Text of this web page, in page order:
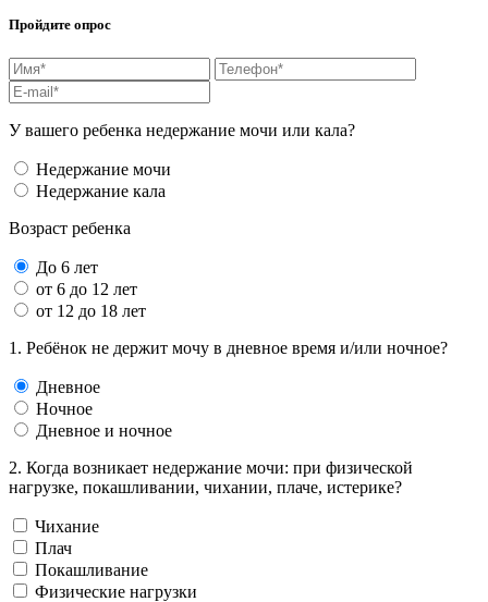
Пройдите опрос
У вашего ребенка недержание мочи или кала?
Недержание мочи
Недержание кала
Возраст ребенка
До 6 лет
от 6 до 12 лет
от 12 до 18 лет
1. Ребёнок не держит мочу в дневное время и/или ночное?
Дневное
Ночное
Дневное и ночное
2. Когда возникает недержание мочи: при физической
нагрузке, покашливании, чихании, плаче, истерике?
Чихание
Плач
Покашливание
Физические нагрузки